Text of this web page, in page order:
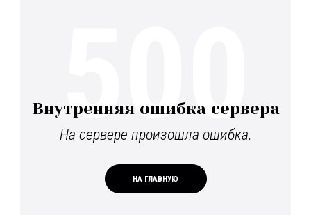
Внутренняя ошибка сервера
На сервере произошла ошибка.
НА ГЛАВНУЮ
500